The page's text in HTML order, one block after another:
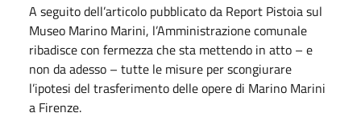
A seguito dell’articolo pubblicato da Report Pistoia sul
Museo Marino Marini, l’Amministrazione comunale
ribadisce con fermezza che sta mettendo in atto – e
non da adesso – tutte le misure per scongiurare
l’ipotesi del trasferimento delle opere di Marino Marini
a Firenze.